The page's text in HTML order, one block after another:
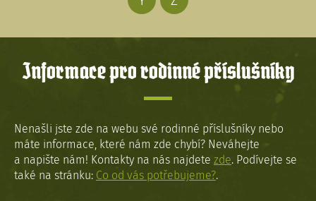
Informace pro rodinné příslušníky
Nenašli jste zde na webu své rodinné příslušníky nebo
máte informace, které nám zde chybí? Neváhejte
a napište nám! Kontakty na nás najdete zde. Podívejte se
také na stránku: Co od vás potřebujeme?.